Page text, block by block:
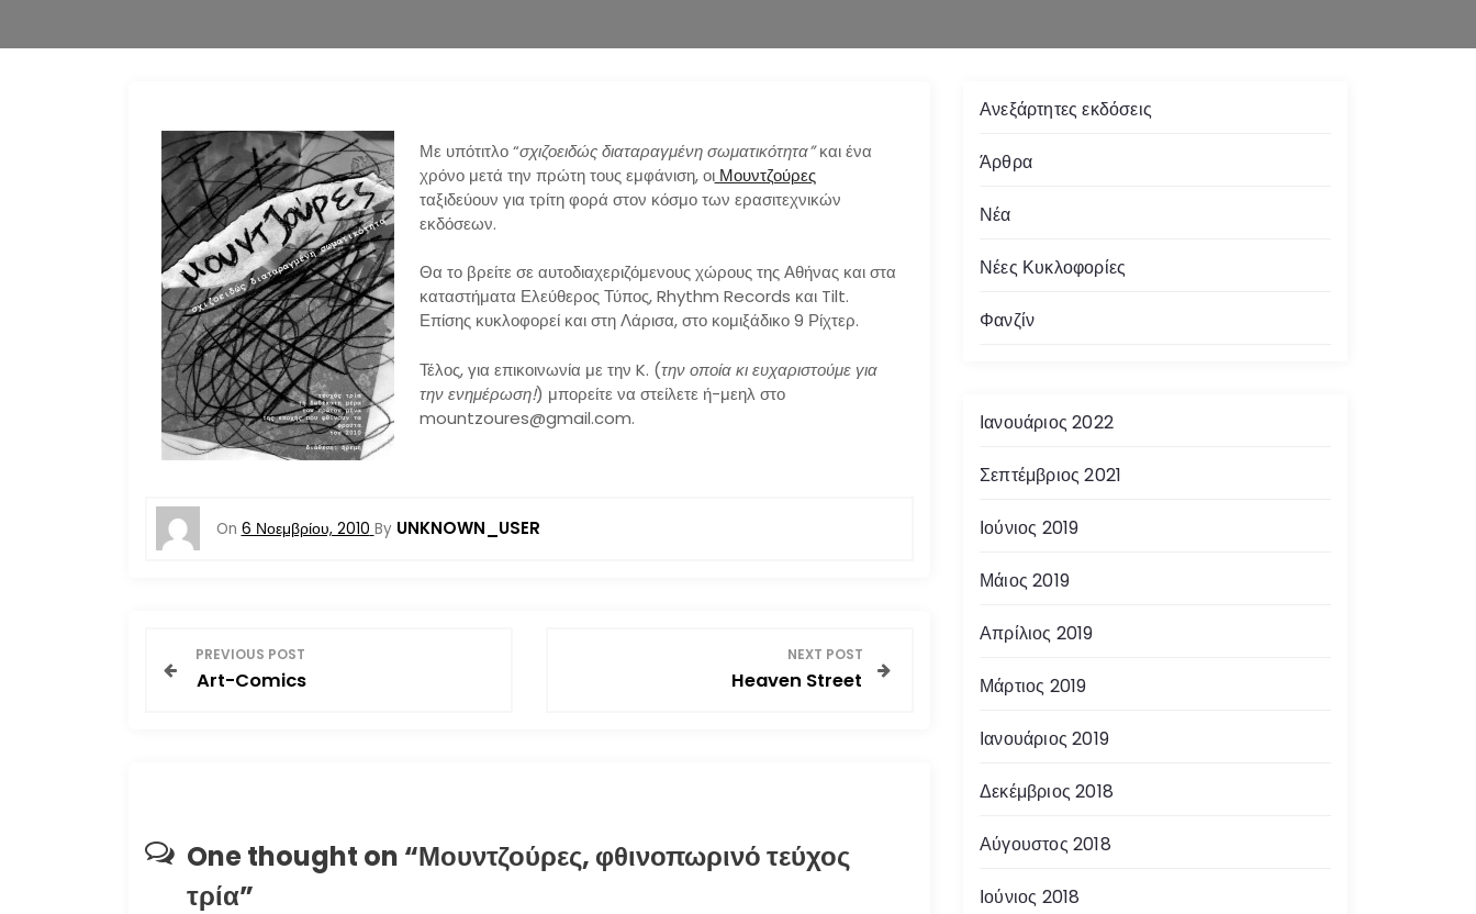
Με υπότιτλο “σχιζοειδώς διαταραγμένη σωματικότητα”και ένα
χρόνο μετά την πρώτη τους εμφάνιση, οιΜουντζούρες
ταξιδεύουν για τρίτη φορά στον κόσμο των ερασιτεχνικών
εκδόσεων.
Θα το βρείτε σε αυτοδιαχεριζόμενους χώρους της Αθήνας και στα
καταστήματα Ελεύθερος Τύπος, Rhythm Records και Tilt.
Επίσης κυκλοφορεί και στη Λάρισα, στο κομιξάδικο 9 Ρίχτερ.
Τέλος, για επικοινωνία με την K. (την οποία κι ευχαριστούμε για
την ενημέρωση!) μπορείτε να στείλετε ή-μεηλ στο
mountzoures@gmail.com.
On 6 Νοεμβρίου, 2010 By UNKNOWN_USER
γ
PREVIOUS POST
Art-Comics
NEXT POST
Heaven Street
One thought on “Μουντζούρες, φθινοπωρινό τεύχος
τρία”
Ανεξάρτητες εκδόσεις
Άρθρα
Νέα
Νέες Κυκλοφορίες
Φανζίν
Ιανουάριος 2022
Σεπτέμβριος 2021
Ιούνιος 2019
Μάιος 2019
Απρίλιος 2019
Μάρτιος 2019
Ιανουάριος 2019
Δεκέμβριος 2018
Αύγουστος 2018
Ιούνιος 2018